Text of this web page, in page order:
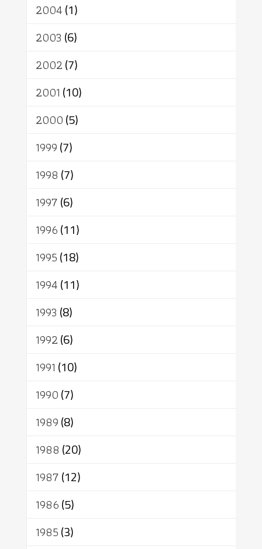
2004(1)
2003 (6)
2002(7)
2001 (10)
2000(5)
1999(7)
1998 (7)
1997(6)
1996(11)
1995(18)
1994(11)
1993 (8)
1992(6)
1991 (10)
1990(7)
1989(8)
1988 (20)
1987(12)
1986(5)
1985(3)